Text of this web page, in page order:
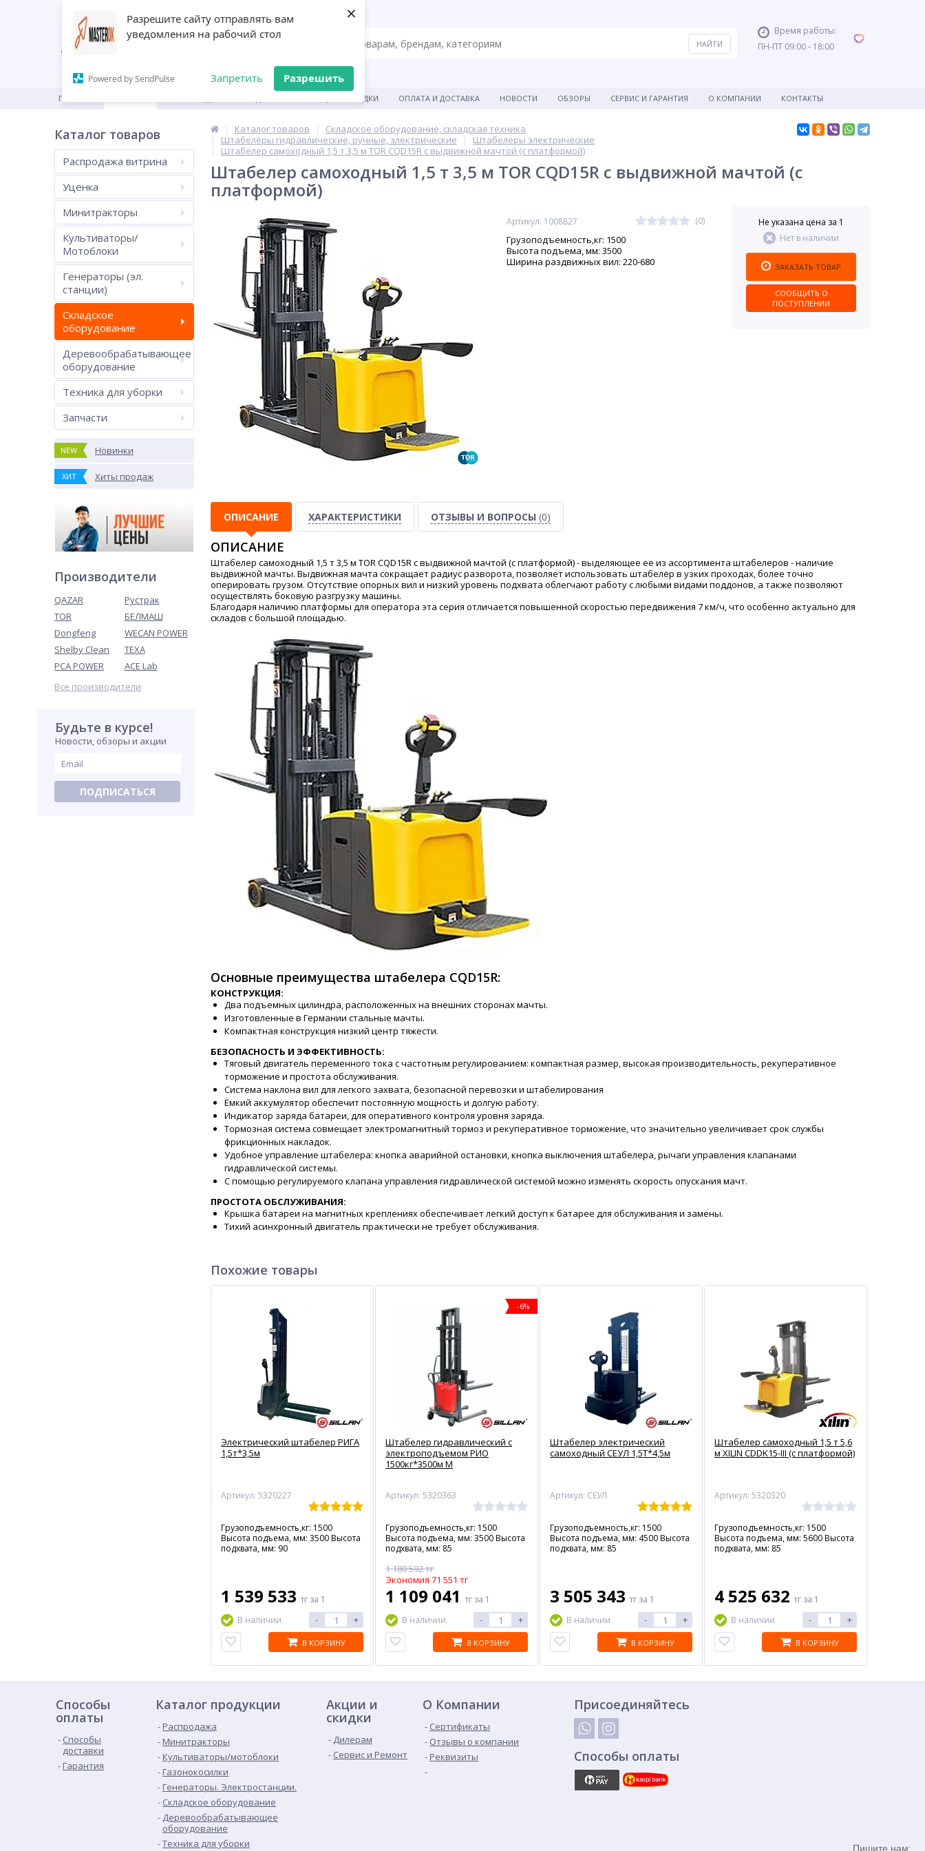
Разрешите сайту отправлять вам
уведомления на рабочий стол
Powered by SendPulse Запретить Разрешить
×
Время работы:
ПН-ПТ 09:00 - 18:00
ГЛАВНАЯ АКЦИИ И СКИДКИ ОПЛАТА И ДОСТАВКА НОВОСТИ ОБЗОРЫ СЕРВИС И ГАРАНТИЯ О КОМПАНИИ КОНТАКТЫ
Каталог товаров
Распродажа витрина
Уценка
Минитракторы
Культиваторы/
Мотоблоки
Генераторы (эл.
станции)
Складское
оборудование
Деревообрабатывающее
оборудование
Техника для уборки
Запчасти
NEW Новинки
ХИТ Хиты продаж
Производители
QAZAR
Рустрак
TOR
БЕЛМАШ
Dongfeng
WECAN POWER
Shelby Clean
TEXA
PCA POWER
ACE Lab
Все производители
Будьте в курсе!
Новости, обзоры и акции
ПОДПИСАТЬСЯ
Каталог товаров
Складское оборудование, складская техника
Штабелёры гидравлические, ручные, электрические
Штабелеры электрические
Штабелер самоходный 1,5 т 3,5 м TOR CQD15R с выдвижной мачтой (с платформой)
Штабелер самоходный 1,5 т 3,5 м TOR CQD15R с выдвижной мачтой (с
платформой)
Артикул: 1008827 (0)
Грузоподъемность,кг: 1500
Высота подъема, мм: 3500
Ширина раздвижных вил: 220-680
Не указана цена за 1
Нет в наличии
ЗАКАЗАТЬ ТОВАР
СООБЩИТЬ О
ПОСТУПЛЕНИИ
ОПИСАНИЕ ХАРАКТЕРИСТИКИ ОТЗЫВЫ И ВОПРОСЫ (0)
ОПИСАНИЕ
Штабелер самоходный 1,5 т 3,5 м TOR CQD15R с выдвижной мачтой (с платформой) - выделяющее ее из ассортимента штабелеров - наличие
выдвижной мачты. Выдвижная мачта сокращает радиус разворота, позволяет использовать штабелёр в узких проходах, более точно
оперировать грузом. Отсутствие опорных вил и низкий уровень подхвата облегчают работу с любыми видами поддонов, а также позволяют
осуществлять боковую разгрузку машины.
Благодаря наличию платформы для оператора эта серия отличается повышенной скоростью передвижения 7 км/ч, что особенно актуально для
складов с большой площадью.
Основные преимущества штабелера CQD15R:
КОНСТРУКЦИЯ:
Два подъемных цилиндра, расположенных на внешних сторонах мачты.
Изготовленные в Германии стальные мачты.
Компактная конструкция низкий центр тяжести.
БЕЗОПАСНОСТЬ И ЭФФЕКТИВНОСТЬ:
Тяговый двигатель переменного тока с частотным регулированием: компактная размер, высокая производительность, рекуперативное
торможение и простота обслуживания.
Система наклона вил для легкого захвата, безопасной перевозки и штабелирования
Ёмкий аккумулятор обеспечит постоянную мощность и долгую работу.
Индикатор заряда батареи, для оперативного контроля уровня заряда.
Тормозная система совмещает электромагнитный тормоз и рекуперативное торможение, что значительно увеличивает срок службы
фрикционных накладок.
Удобное управление штабелера: кнопка аварийной остановки, кнопка выключения штабелера, рычаги управления клапанами
гидравлической системы.
С помощью регулируемого клапана управления гидравлической системой можно изменять скорость опускания мачт.
ПРОСТОТА ОБСЛУЖИВАНИЯ:
Крышка батареи на магнитных креплениях обеспечивает легкий доступ к батарее для обслуживания и замены.
Тихий асинхронный двигатель практически не требует обслуживания.
Похожие товары
Электрический штабелер РИГА
1,5т*3,5м
Артикул: 5320227
Грузоподъемность,кг: 1500
Высота подъема, мм: 3500 Высота
подхвата, мм: 90
1 539 533 тг за 1
В наличии
- +
В КОРЗИНУ
-6%
Штабелер гидравлический с
электроподъемом РИО
1500кг*3500м М
Артикул: 5320363
Грузоподъемность,кг: 1500
Высота подъема, мм: 3500 Высота
подхвата, мм: 85
1 180 592 тг
Экономия 71 551 тг
1 109 041 тг за 1
В наличии
- +
В КОРЗИНУ
Штабелер электрический
самоходный СЕУЛ 1,5Т*4,5м
Артикул: СЕУЛ
Грузоподъемность,кг: 1500
Высота подъема, мм: 4500 Высота
подхвата, мм: 85
3 505 343 тг за 1
В наличии
- +
В КОРЗИНУ
Штабелер самоходный 1,5 т 5,6
м XILIN CDDK15-III (с платформой)
Артикул: 5320320
Грузоподъемность,кг: 1500
Высота подъема, мм: 5600 Высота
подхвата, мм: 85
4 525 632 тг за 1
В наличии
- +
В КОРЗИНУ
Способы
оплаты
Способы
доставки
Гарантия
Каталог продукции
Распродажа
Минитракторы
Культиваторы/мотоблоки
Газонокосилки
Генераторы. Электростанции.
Складское оборудование
Деревообрабатывающее
оборудование
Техника для уборки
Акции и
скидки
Дилерам
Сервис и Ремонт
О Компании
Сертификаты
Отзывы о компании
Реквизиты
Присоединяйтесь
Способы оплаты
Пишите нам: